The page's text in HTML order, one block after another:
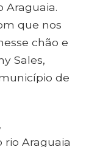
Araguaia.
que nos
chão e
Sales,
de
Araguaia